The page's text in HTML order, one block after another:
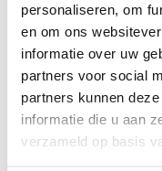
personaliseren, om
en om ons
informatie over uw
partners voor social
partners kunnen
informatie die u aan
verzameld op basis